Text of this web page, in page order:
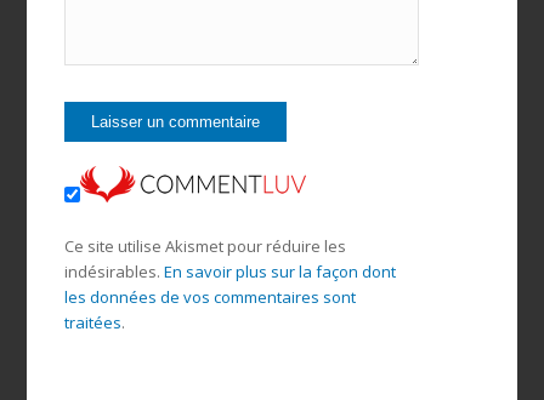
Ce site utilise Akismet pour réduire les
indésirables. En savoir plus sur la façon dont
les données de vos commentaires sont
traitées.